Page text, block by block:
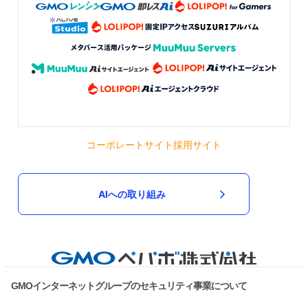
コーポレートサイト採用サイト
AIへの取り組み
GMOインターネットグループのセキュリティ事業について